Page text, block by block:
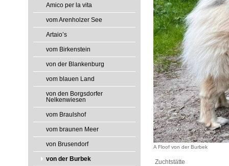
Amico per la vita
vom Arenholzer See
Artaio’s
vom Birkenstein
von der Blankenburg
vom blauen Land
von den Borgsdorfer
Nelkenwiesen
vom Braulshof
vom braunen Meer
von Brusendorf
von der Burbek
A Floof von der Burbek
Zuchtstätte